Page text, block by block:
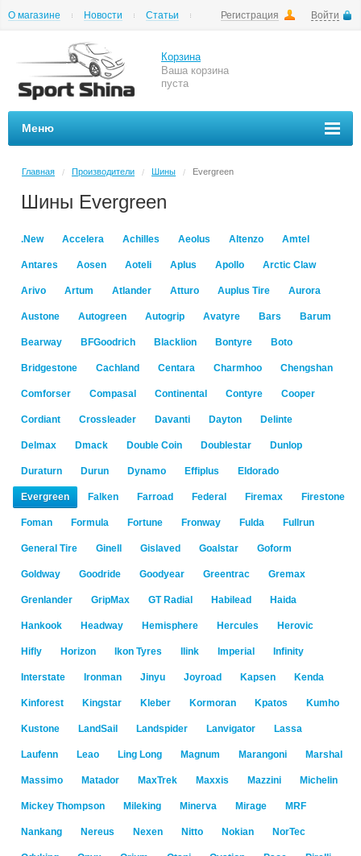
Регистрация Войти
О магазине Новости
Статьи
Корзина
Ваша корзина
пуста
Меню
Главная / Производители / Шины / Evergreen
Шины Evergreen
.New Accelera Achilles Aeolus Altenzo Amtel
Antares Aosen Aoteli Aplus Apollo Arctic Claw
Arivo Artum Atlander Atturo Auplus Tire Aurora
Austone Autogreen Autogrip Avatyre Bars Barum
Bearway BFGoodrich Blacklion Bontyre Boto
Bridgestone Cachland Centara Charmhoo Chengshan
Comforser Compasal Continental Contyre Cooper
Cordiant Crossleader Davanti Dayton Delinte
Delmax Dmack Double Coin Doublestar Dunlop
Duraturn Durun Dynamo Effiplus Eldorado
Evergreen Falken Farroad Federal Firemax Firestone
Foman Formula Fortune Fronway Fulda Fullrun
General Tire Ginell Gislaved Goalstar Goform
Goldway Goodride Goodyear Greentrac Gremax
Grenlander GripMax GT Radial Habilead Haida
Hankook Headway Hemisphere Hercules Herovic
Hifly Horizon Ikon Tyres Ilink Imperial Infinity
Interstate Ironman Jinyu Joyroad Kapsen Kenda
Kinforest Kingstar Kleber Kormoran Kpatos Kumho
Kustone LandSail Landspider Lanvigator Lassa
Laufenn Leao Ling Long Magnum Marangoni Marshal
Massimo Matador MaxTrek Maxxis Mazzini Michelin
Mickey Thompson Mileking Minerva Mirage MRF
Nankang Nereus Nexen Nitto Nokian NorTec